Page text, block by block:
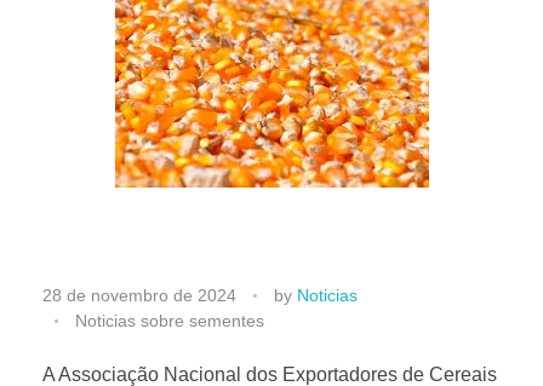
P
r
28 de novembro de 2024 by Noticias
Noticias sobre sementes
A Associação Nacional dos Exportadores de Cereais